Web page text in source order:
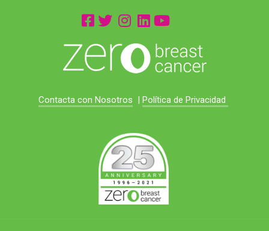
Contacta con Nosotros | Política de Privacidad